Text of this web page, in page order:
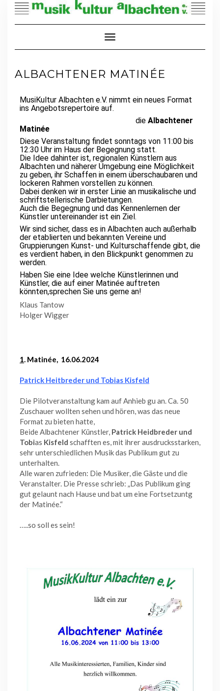
Toggle Navigation
ALBACHTENER MATINÉE
MusiKultur Albachten e.V. nimmt ein neues Format
ins Angebotsrepertoire auf.
die Albachtener
Matinée
Diese Veranstaltung findet sonntags von 11:00 bis
12:30 Uhr im Haus der Begegnung statt.
Die Idee dahinter ist, regionalen Künstlern aus
Albachten und näherer Umgebung eine Möglichkeit
zu geben, ihr Schaffen in einem überschaubaren und
lockeren Rahmen vorstellen zu können.
Dabei denken wir in erster Linie an musikalische und
schriftstellerische Darbietungen.
Auch die Begegnung und das Kennenlernen der
Künstler untereinander ist ein Ziel.
Wir sind sicher, dass es in Albachten auch außerhalb
der etablierten und bekannten Vereine und
Gruppierungen Kunst- und Kulturschaffende gibt, die
es verdient haben, in den Blickpunkt genommen zu
werden.
Haben Sie eine Idee welche Künstlerinnen und
Künstler, die auf einer Matinée auftreten
könnten,sprechen Sie uns gerne an!
Klaus Tantow
Holger Wigger
1. Matinée, 16.06.2024
Patrick Heitbreder und Tobias Kisfeld
Die Pilotveranstaltung kam auf Anhieb gu an. Ca. 50
Zuschauer wollten sehen und hören, was das neue
Format zu bieten hatte,
Beide Albachtener Künstler, Patrick Heidbreder und
Tobias Kisfeld schafften es, mit ihrer ausdrucksstarken,
sehr unterschiedlichen Musik das Publikum gut zu
unterhalten.
Alle waren zufrieden: Die Musiker, die Gäste und die
Veranstalter. Die Presse schrieb: „Das Publikum ging
gut gelaunt nach Hause und bat um eine Fortsetzuntg
der Matinée.“
…..so soll es sein!